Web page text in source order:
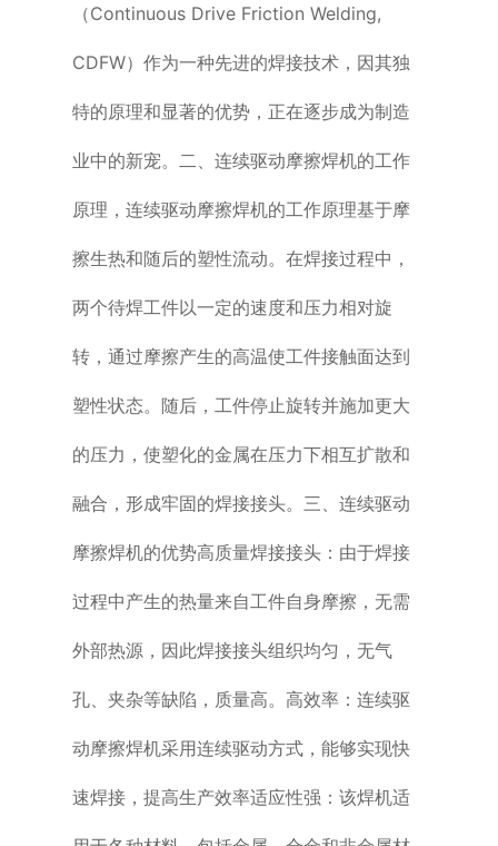
（Continuous Drive Friction Welding,
CDFW）作为一种先进的焊接技术，因其独
特的原理和显著的优势，正在逐步成为制造
业中的新宠。二、连续驱动摩擦焊机的工作
原理，连续驱动摩擦焊机的工作原理基于摩
擦生热和随后的塑性流动。在焊接过程中，
两个待焊工件以一定的速度和压力相对旋
转，通过摩擦产生的高温使工件接触面达到
塑性状态。随后，工件停止旋转并施加更大
的压力，使塑化的金属在压力下相互扩散和
融合，形成牢固的焊接接头。三、连续驱动
摩擦焊机的优势高质量焊接接头：由于焊接
过程中产生的热量来自工件自身摩擦，无需
外部热源，因此焊接接头组织均匀，无气
孔、夹杂等缺陷，质量高。高效率：连续驱
动摩擦焊机采用连续驱动方式，能够实现快
速焊接，提高生产效率适应性强：该焊机适